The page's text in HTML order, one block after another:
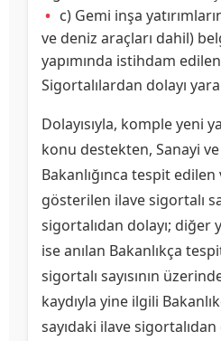
c) Gemi inşa
ve deniz araçları dahil)
yapımında istihdam
Sigortalılardan dolayı
Dolayısıyla, komple yeni
konu destekten, Sanayi
Bakanlığınca tespit
gösterilen ilave sigortalı
sigortalıdan dolayı; diğer
ise anılan Bakanlıkça
sigortalı sayısının
kaydıyla yine ilgili
sayıdaki ilave sigortalıdan